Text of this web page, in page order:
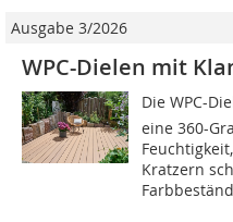
Ausgabe 3/2026
WPC-Dielen mit
Die WPC-
eine 360-
Kratzern